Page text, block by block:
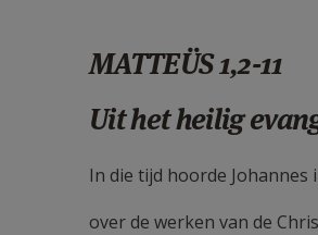
MATTEÜS 1,2-11
Uit het heilig
In die tijd hoorde Johannes
over de werken van de